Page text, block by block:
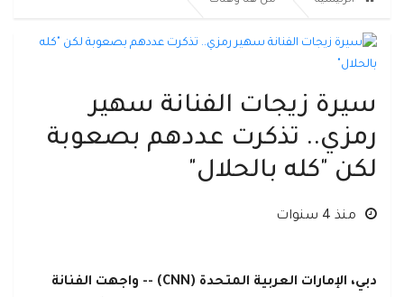
سيرة زيجات الفنانة سهير
رمزي.. تذكرت عددهم بصعوبة
لكن "كله بالحلال"
منذ 4 سنوات
دبي، الإمارات العربية المتحدة (CNN) -- واجهت الفنانة